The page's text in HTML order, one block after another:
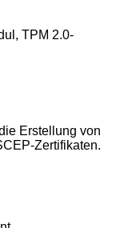
TPM 2.0-
Erstellung von
Zertifikaten.